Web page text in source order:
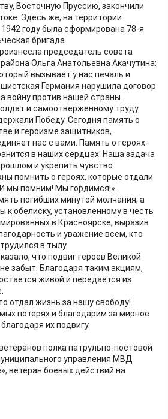
Восточную Пруссию, закончили
Здесь же, на территории
году была сформирована 78-я
бригада.
председатель совета
Ольга Анатольевна Акачутина:
вызывает у нас печаль и
Германия нарушила договор
войну против нашей страны.
и самоотверженному труду
Победу. Сегодня память о
и героизме защитников,
нас с вами. Память о героях-
в наших сердцах. Наша задача
и укрепить чувство
помнить о героях, которые отдали
мы помним! Мы гордимся!».
погибших минутой молчания, а
к обелиску, установленному в честь
в Красноярске, выразив
и уважение всем, кто
в тылу.
что подвиг героев Великой
забыт. Благодаря таким акциям,
живой и передаётся из
отдал жизнь за нашу свободу!
потерях и благодарим за мирное
их подвигу.
полка патрульно-постовой
управления МВД
ветеран боевых действий на